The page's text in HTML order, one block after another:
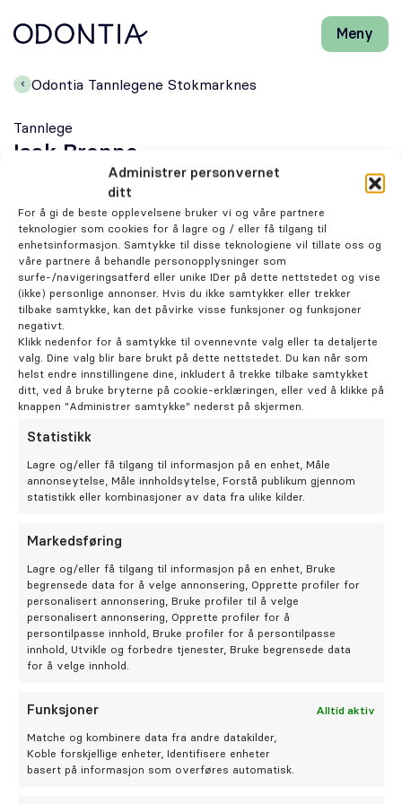
Administrer personvernet
ditt
For å gi de beste opplevelsene bruker vi og våre partnere
teknologier som cookies for å lagre og / eller få tilgang til
enhetsinformasjon. Samtykke til disse teknologiene vil tillate oss og
våre partnere å behandle personopplysninger som
surfe-/navigeringsatferd eller unike IDer på dette nettstedet og vise
(ikke) personlige annonser. Hvis du ikke samtykker eller trekker
tilbake samtykke, kan det påvirke visse funksjoner og funksjoner
negativt.
Klikk nedenfor for å samtykke til ovennevnte valg eller ta detaljerte
valg. Dine valg blir bare brukt på dette nettstedet. Du kan når som
helst endre innstillingene dine, inkludert å trekke tilbake samtykket
ditt, ved å bruke bryterne på cookie-erklæringen, eller ved å klikke på
knappen "Administrer samtykke" nederst på skjermen.
Statistikk
Lagre og/eller få tilgang til informasjon på en enhet, Måle
annonseytelse, Måle innholdsytelse, Forstå publikum gjennom
statistikk eller kombinasjoner av data fra ulike kilder.
Markedsføring
Lagre og/eller få tilgang til informasjon på en enhet, Bruke
begrensede data for å velge annonsering, Opprette profiler for
personalisert annonsering, Bruke profiler til å velge
personalisert annonsering, Opprette profiler for å
persontilpasse innhold, Bruke profiler for å persontilpasse
innhold, Utvikle og forbedre tjenester, Bruke begrensede data
for å velge innhold.
Funksjoner Alltid aktiv
Matche og kombinere data fra andre datakilder,
Koble forskjellige enheter, Identifisere enheter
basert på informasjon som overføres automatisk.
page
Meny
Lukk
Henviser
Periodonti
Endodonti
Kjeveortopedi
Oral kirurgi
Oral protetikk
Om oss
Stilling ledig
Om Odontia Tannlegene
Selge tannlegepraksis?
Kontakt oss
Odontia Tannlegene Stokmarknes
Tannlege
Isak Brenne
Om behandlingen
På tide med en tannlegetime?
Hos tannlege Isak Brenne blir du godt
ivaretatt.
Bestill time hos Isak